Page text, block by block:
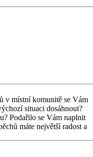
v místní komunitě se Vám
situaci dosáhnout?
Podařilo se Vám naplnit
máte největší radost a